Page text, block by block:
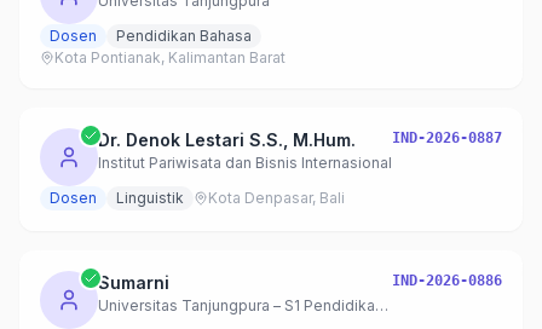
Dosen
Pendidikan Bahasa
Kota Pontianak, Kalimantan Barat
Dr. Denok Lestari S.S., M.Hum.
Institut Pariwisata dan Bisnis Internasional
IND-2026-0887
Dosen Linguistik Kota Denpasar, Bali
Sumarni
Universitas Tanjungpura – S1 Pendidikan Bahasa Inggris
IND-2026-0886